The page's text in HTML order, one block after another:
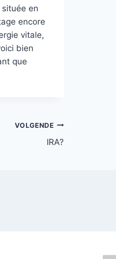
en
encore
vitale,
bien
que
VOLGENDE
IRA?